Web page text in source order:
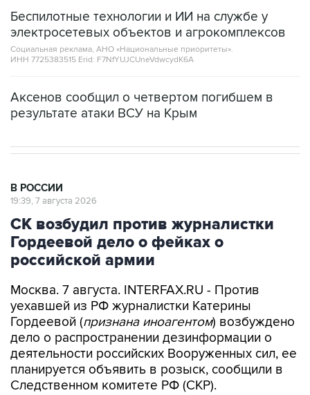
Беспилотные технологии и ИИ на службе у
электросетевых объектов и агрокомплексов
Социальная реклама, АНО «Национальные приоритеты».
ИНН 7725383515 Erid: F7NfYUJCUneVdwcydK6A
Аксенов сообщил о четвертом погибшем в
результате атаки ВСУ на Крым
В РОССИИ
19:39, 7 августа 2026
СК возбудил против журналистки
Гордеевой дело о фейках о
российской армии
Москва. 7 августа. INTERFAX.RU - Против
уехавшей из РФ журналистки Катерины
Гордеевой (признана иноагентом) возбуждено
дело о распространении дезинформации о
деятельности российских Вооруженных сил, ее
планируется объявить в розыск, сообщили в
Следственном комитете РФ (СКР).